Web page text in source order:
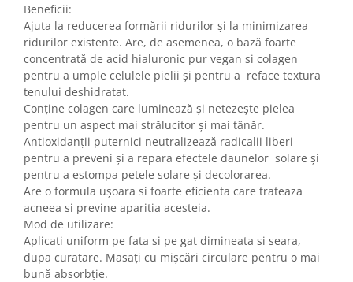
Beneficii:
Ajuta la reducerea formării ridurilor și la minimizarea
ridurilor existente. Are, de asemenea, o bază foarte
concentrată de acid hialuronic pur vegan si colagen
pentru a umple celulele pielii și pentru a reface textura
tenului deshidratat.
Conține colagen care luminează și netezește pielea
pentru un aspect mai strălucitor și mai tânăr.
Antioxidanții puternici neutralizează radicalii liberi
pentru a preveni și a repara efectele daunelor solare și
pentru a estompa petele solare și decolorarea.
Are o formula ușoara si foarte eficienta care trateaza
acneea si previne aparitia acesteia.
Mod de utilizare:
Aplicati uniform pe fata si pe gat dimineata si seara,
dupa curatare. Masați cu mișcări circulare pentru o mai
bună absorbție.